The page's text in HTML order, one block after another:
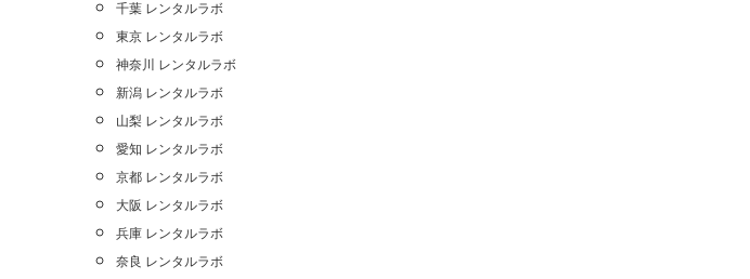
千葉 レンタルラボ
東京 レンタルラボ
神奈川 レンタルラボ
新潟 レンタルラボ
山梨 レンタルラボ
愛知 レンタルラボ
京都 レンタルラボ
大阪 レンタルラボ
兵庫 レンタルラボ
奈良 レンタルラボ